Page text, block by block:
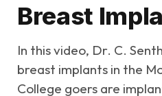
Breast
In this video, Dr. C.
breast implants in the
College goers are